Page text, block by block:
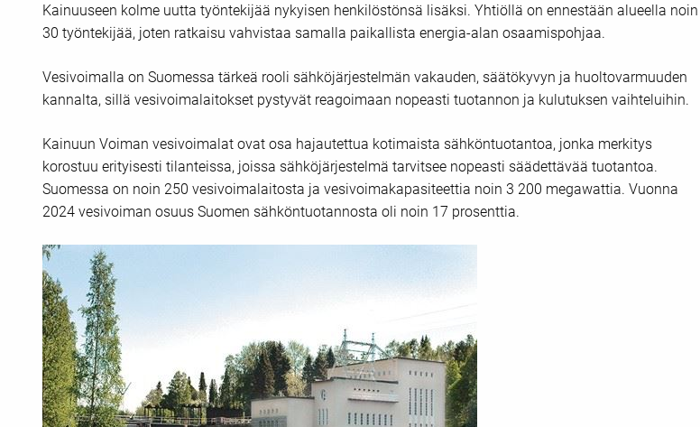
Kainuuseen kolme uutta työntekijää nykyisen henkilöstönsä lisäksi. Yhtiöllä on ennestään alueella noin
30 työntekijää, joten ratkaisu vahvistaa samalla paikallista energia-alan osaamispohjaa.
Vesivoimalla on Suomessa tärkeä rooli sähköjärjestelmän vakauden, säätökyvyn ja huoltovarmuuden
kannalta, sillä vesivoimalaitokset pystyvät reagoimaan nopeasti tuotannon ja kulutuksen vaihteluihin.
Kainuun Voiman vesivoimalat ovat osa hajautettua kotimaista sähköntuotantoa, jonka merkitys
korostuu erityisesti tilanteissa, joissa sähköjärjestelmä tarvitsee nopeasti säädettävää tuotantoa.
Suomessa on noin 250 vesivoimalaitosta ja vesivoimakapasiteettia noin 3 200 megawattia. Vuonna
2024 vesivoiman osuus Suomen sähköntuotannosta oli noin 17 prosenttia.